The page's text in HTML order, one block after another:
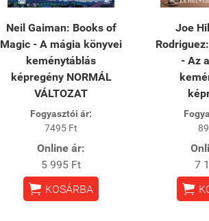
Neil Gaiman: Books of
Magic - A mágia könyvei
keménytáblás
képregény NORMÁL
VÁLTOZAT
Fogyasztói ár:
7495 Ft
Online ár:
5 995 Ft
 KOSÁRBA
Joe
- Az
7
